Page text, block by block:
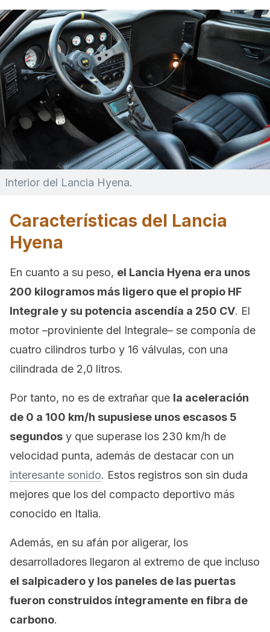
Interior del Lancia Hyena.
Características del Lancia
Hyena
En cuanto a su peso, el Lancia Hyena era unos
200 kilogramos más ligero que el propio HF
Integrale y su potencia ascendía a 250 CV. El
motor –proviniente del Integrale– se componía de
cuatro cilindros turbo y 16 válvulas, con una
cilindrada de 2,0 litros.
Por tanto, no es de extrañar que la aceleración
de 0 a 100 km/h supusiese unos escasos 5
segundos y que superase los 230 km/h de
velocidad punta, además de destacar con un
interesante sonido. Estos registros son sin duda
mejores que los del compacto deportivo más
conocido en Italia.
Además, en su afán por aligerar, los
desarrolladores llegaron al extremo de que incluso
el salpicadero y los paneles de las puertas
fueron construidos íntegramente en fibra de
carbono.